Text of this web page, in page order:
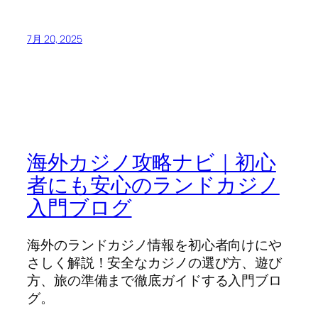
7月 20, 2025
海外カジノ攻略ナビ｜初心
者にも安心のランドカジノ
入門ブログ
海外のランドカジノ情報を初心者向けにや
さしく解説！安全なカジノの選び方、遊び
方、旅の準備まで徹底ガイドする入門ブロ
グ。